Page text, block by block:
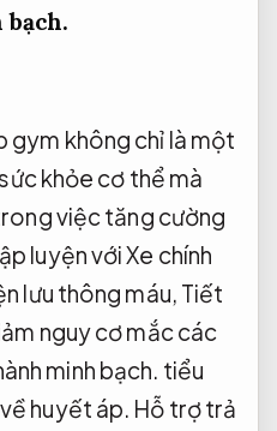
gym không chỉ là một
khỏe cơ thể mà
việc tăng cường
luyện với Xe chính
lưu thông máu, Tiết
nguy cơ mắc các
minh bạch. tiểu
huyết áp. Hỗ trợ trả